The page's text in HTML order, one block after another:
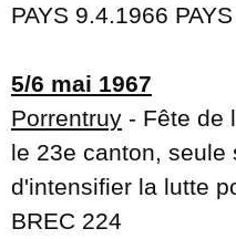
PAYS 9.4.1966
5/6 mai 1967
Porrentruy - Fête de
le 23e canton,
d'intensifier la lutte
BREC 224